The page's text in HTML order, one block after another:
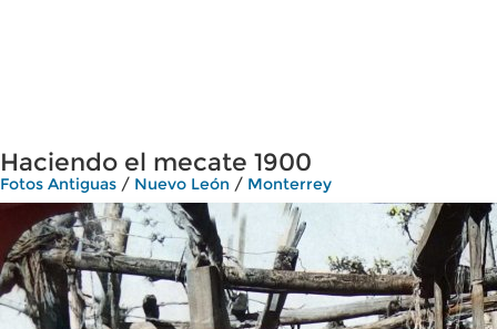
Haciendo el mecate 1900
Fotos Antiguas / Nuevo León / Monterrey